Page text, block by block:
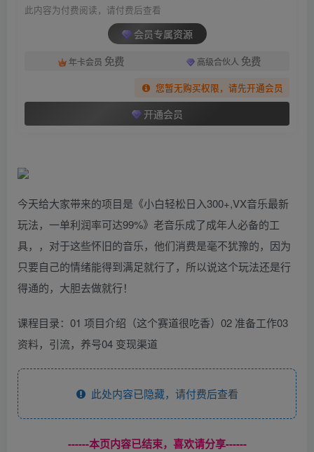
此内容为付费阅读，请付费后查看
会员专属资源
年卡会员 免费 高级合伙人 免费
您暂无购买权限，请先开通会员
开通会员
今天给大家带来的项目是《小白轻松日入300+,VX音乐最新
玩法，一单利润率可达99%》老音乐成了成年人必备的工
具，，对于这些怀旧的音乐，他们消费是毫不犹豫的，因为
只要自己的情绪能得到满足就行了，所以说这个玩法还是行
得通的，大胆去做就行！
课程目录：01 项目介绍（这个赛道很吃香）02 准备工作03
资料，引流，养号04 变现渠道
此处内容已隐藏，请付费后查看
------本页内容已结束，喜欢请分享------